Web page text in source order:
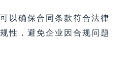
以确保合同条款符合法律
性，避免企业因合规问题